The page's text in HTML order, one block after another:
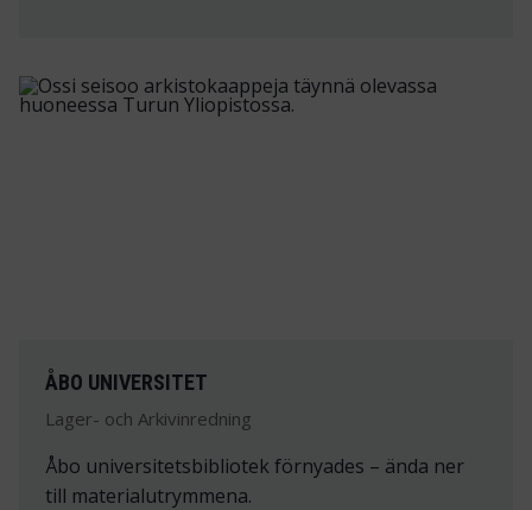
ÅBO UNIVERSITET
Lager- och Arkivinredning
Åbo universitetsbibliotek förnyades – ända ner
till materialutrymmena.